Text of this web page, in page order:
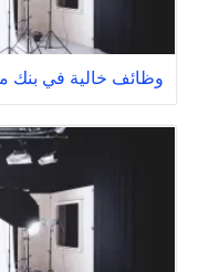
وظائف خالية في بنك مصر 2026 لا يشترط دراسة